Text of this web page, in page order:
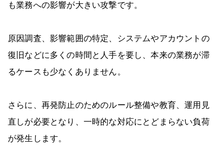
も業務への影響が大きい攻撃です。
原因調査、影響範囲の特定、システムやアカウントの
復旧などに多くの時間と人手を要し、本来の業務が滞
るケースも少なくありません。
さらに、再発防止のためのルール整備や教育、運用見
直しが必要となり、一時的な対応にとどまらない負荷
が発生します。